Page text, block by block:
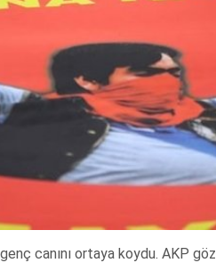
canını ortaya koydu. AKP